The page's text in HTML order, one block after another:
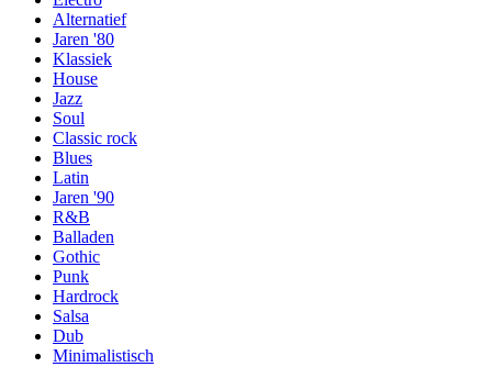
Alternatief
Jaren '80
Klassiek
House
Jazz
Soul
Classic rock
Blues
Latin
Jaren '90
R&B
Balladen
Gothic
Punk
Hardrock
Salsa
Dub
Minimalistisch